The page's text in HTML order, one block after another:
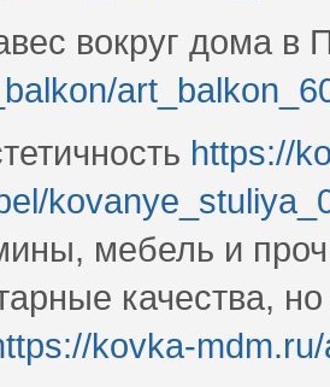
вокруг дома в
https://
мебель и
качества,
kovka-